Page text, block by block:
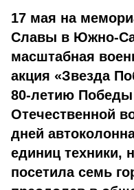
17 мая на
Славы в Южно-
масштабная
акция «Звезда
80-летию
Отечественной
дней
единиц техники,
посетила семь